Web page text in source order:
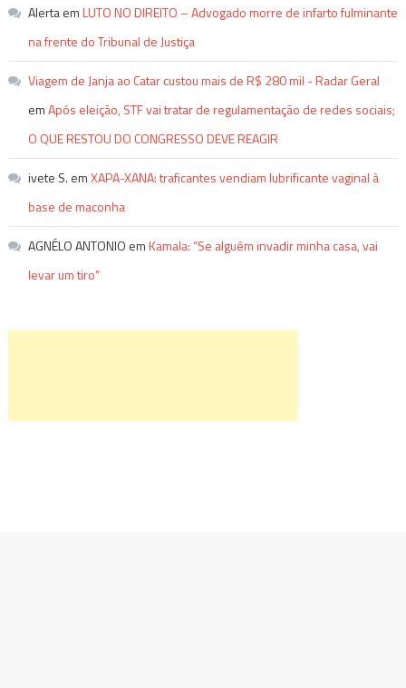
AlertaemLUTO NO DIREITO – Advogado morre de infarto fulminante
na frente do Tribunal de Justiça
Viagem de Janja ao Catar custou mais de R$ 280 mil - Radar Geral
emApós eleição, STF vai tratar de regulamentação de redes sociais;
O QUE RESTOU DO CONGRESSO DEVE REAGIR
ivete S. emXAPA-XANA: traficantes vendiam lubrificante vaginal à
base de maconha
AGNÉLO ANTONIO emKamala: “Se alguém invadir minha casa, vai
levar um tiro”